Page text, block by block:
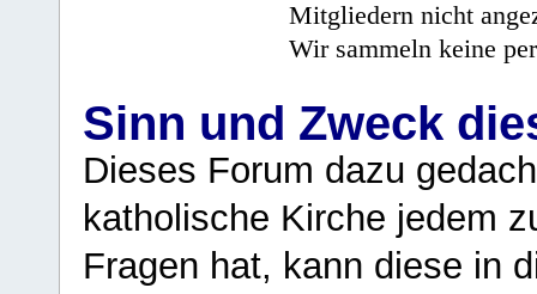
Mitgliedern nicht
Wir sammeln keine
Sinn und Zweck
Dieses Forum dazu
katholische Kirche jedem
Fragen hat, kann diese in